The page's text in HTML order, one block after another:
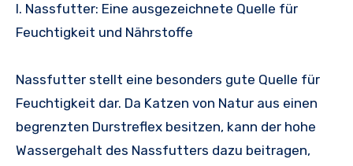
I. Nassfutter: Eine ausgezeichnete Quelle für
Feuchtigkeit und Nährstoffe
Nassfutter stellt eine besonders gute Quelle für
Feuchtigkeit dar. Da Katzen von Natur aus einen
begrenzten Durstreflex besitzen, kann der hohe
Wassergehalt des Nassfutters dazu beitragen,